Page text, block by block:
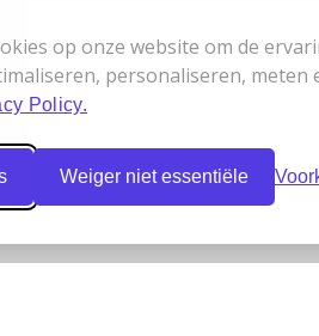
op onze website om de
personaliseren, meten
Policy.
Weiger niet essentiële